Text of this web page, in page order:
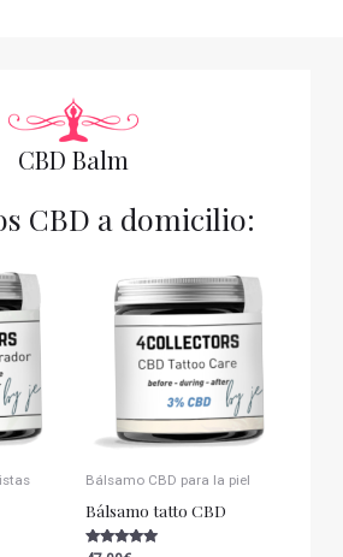
CBD Balm
CBD a domicilio:
Bálsamo CBD para la piel
Bálsamo tatto CBD